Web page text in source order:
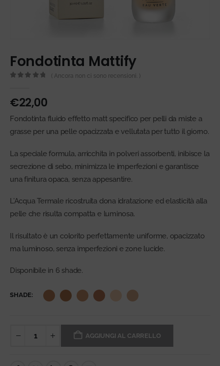
Fondotinta Mattify
( Ancora non ci sono recensioni. )
€22,00
Fondotinta fluido effetto matt specifico per pelli da miste a
grasse per una pelle opacizzata e vellutata per tutto il giorno.
La speciale formula, arricchita in polveri assorbenti, inibisce la
secrezione di sebo, minimizza le imperfezioni e garantisce
una finitura opaca, senza appesantire.
L’Acqua Termale ricostruita dona idratazione ed elasticità alla
pelle che risulta compatta e luminosa.
Il risultato è un colorito perfettamente uniforme, opacizzato
ma luminoso, senza imperfezioni e zone lucide.
Disponibile in 6 shade.
SHADE
AGGIUNGI AL CARRELLO